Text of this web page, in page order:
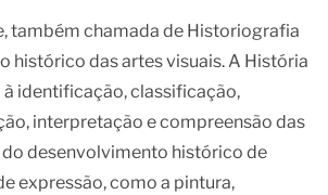
também chamada de Historiografia
histórico das artes visuais. A História
à identificação, classificação,
interpretação e compreensão das
desenvolvimento histórico de
expressão, como a pintura,